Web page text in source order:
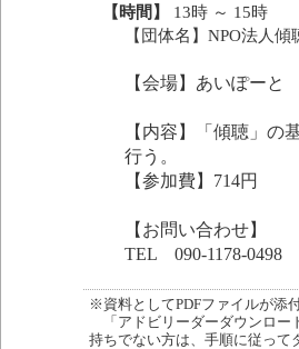
【時間】
13時 ～ 15時
【団体名】NPO法人
【会場】あいぽー
【内容】「傾聴」の
行う。
【参加費】714円
【お問い合わせ】
TEL 090-1178-0498
※資料としてPDFファイルが添
「アドビリーダーダウンロー
持ちでない方は、手順に従って